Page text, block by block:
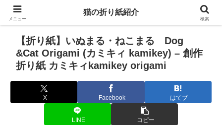
【折り紙】いぬまる・ねこまる Dog
&Cat Origami (カミキィ kamikey) – 創作
折り紙 カミキィkamikey origami
X Facebook はてブ
LINE コピー
メニュー
猫の折り紙紹介
検索